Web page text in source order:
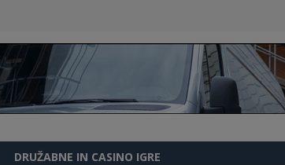
DRUŽABNE IN CASINO IGRE